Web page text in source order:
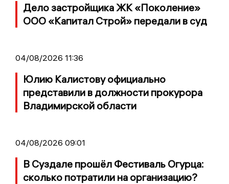
Дело застройщика ЖК «Поколение»
ООО «Капитал Строй» передали в суд
04/08/2026 11:36
Юлию Калистову официально
представили в должности прокурора
Владимирской области
04/08/2026 09:01
В Суздале прошёл Фестиваль Огурца:
сколько потратили на организацию?